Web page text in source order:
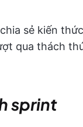
sẻ kiến
qua thách
sprint